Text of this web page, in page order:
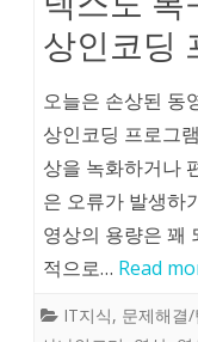
상인코딩
오늘은 손상된 동
상인코딩 프로그
상을 녹화하거나
은 오류가 발생하
영상의 용량은 꽤
적으로… Read
IT지식, 문제해결/